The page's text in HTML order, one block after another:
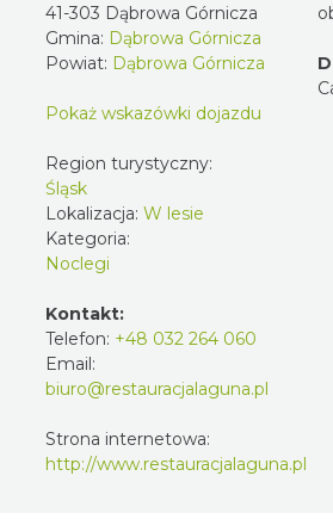
41-303 Dąbrowa Górnicza
Gmina: Dąbrowa Górnicza
Powiat: Dąbrowa Górnicza
Pokaż wskazówki dojazdu
Region turystyczny:
Śląsk
Lokalizacja: W lesie
Kategoria:
Noclegi
Kontakt:
Telefon: +48 032 264 060
Email:
biuro@restauracjalaguna.pl
Strona internetowa:
http://www.restauracjalaguna.pl